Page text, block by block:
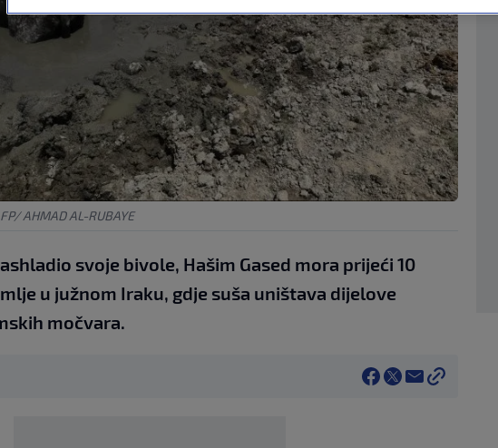
VIDEO
AHMAD AL-RUBAYE
svoje bivole, Hašim Gased mora prijeći 10
u južnom Iraku, gdje suša uništava dijelove
močvara.